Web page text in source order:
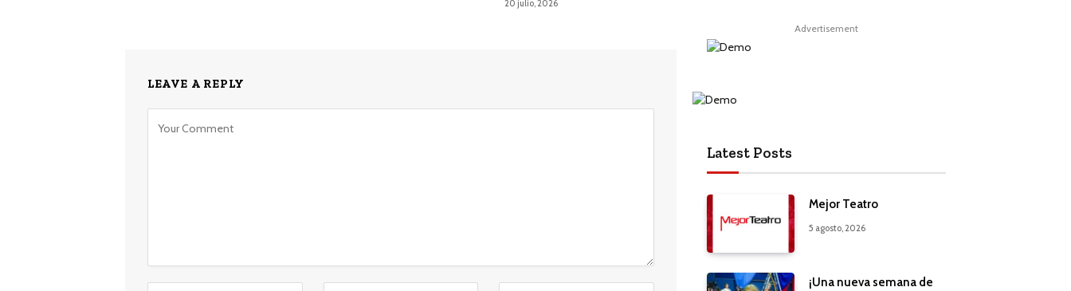
20 julio, 2026
LEAVE A REPLY
Advertisement
Latest Posts
Mejor Teatro
5 agosto, 2026
¡Una nueva semana de